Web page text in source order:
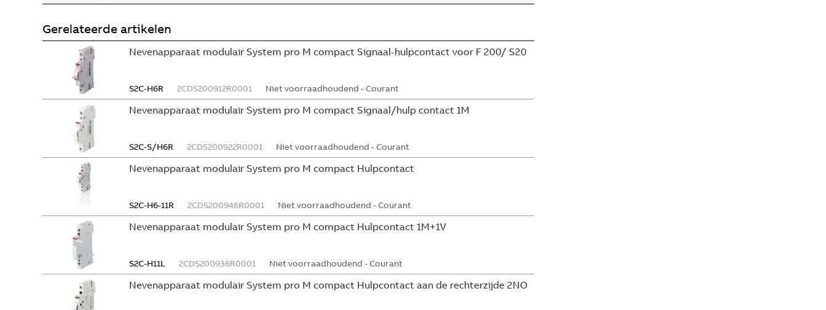
Gerelateerde artikelen
Nevenapparaat modulair System pro M compact Signaal-hulpcontact voor F 200/ S20
S2C-H6R 2CDS200912R0001 Niet voorraadhoudend - Courant
Nevenapparaat modulair System pro M compact Signaal/hulp contact 1M
S2C-S/H6R 2CDS200922R0001 Niet voorraadhoudend - Courant
Nevenapparaat modulair System pro M compact Hulpcontact
S2C-H6-11R 2CDS200946R0001 Niet voorraadhoudend - Courant
Nevenapparaat modulair System pro M compact Hulpcontact 1M+1V
S2C-H11L 2CDS200936R0001 Niet voorraadhoudend - Courant
Nevenapparaat modulair System pro M compact Hulpcontact aan de rechterzijde 2NO